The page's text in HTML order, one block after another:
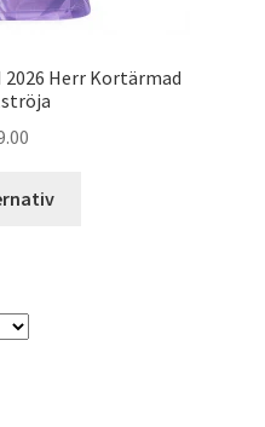
Herr Kortärmad